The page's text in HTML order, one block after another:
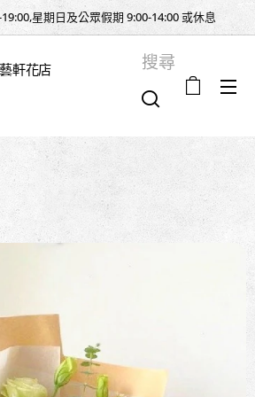
星期日及公眾假期 9:00-14:00 或休息
軒花店 搜尋